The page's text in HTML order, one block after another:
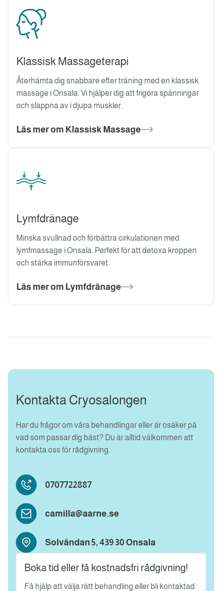
Klassisk Massageterapi
Återhämta dig snabbare efter träning med en klassisk
massage i Onsala. Vi hjälper dig att frigöra spänningar
och slappna av i djupa muskler.
Läs mer om Klassisk Massage
Lymfdränage
Minska svullnad och förbättra cirkulationen med
lymfmassage i Onsala. Perfekt för att detoxa kroppen
och stärka immunförsvaret.
Läs mer om Lymfdränage
Kontakta Cryosalongen
Har du frågor om våra behandlingar eller är osäker på
vad som passar dig bäst? Du är alltid välkommen att
kontakta oss för rådgivning.
0707722887
camilla@aarne.se
Solvändan 5, 439 30 Onsala
Boka tid eller få kostnadsfri rådgivning!
Få hjälp att välja rätt behandling eller bli kontaktad